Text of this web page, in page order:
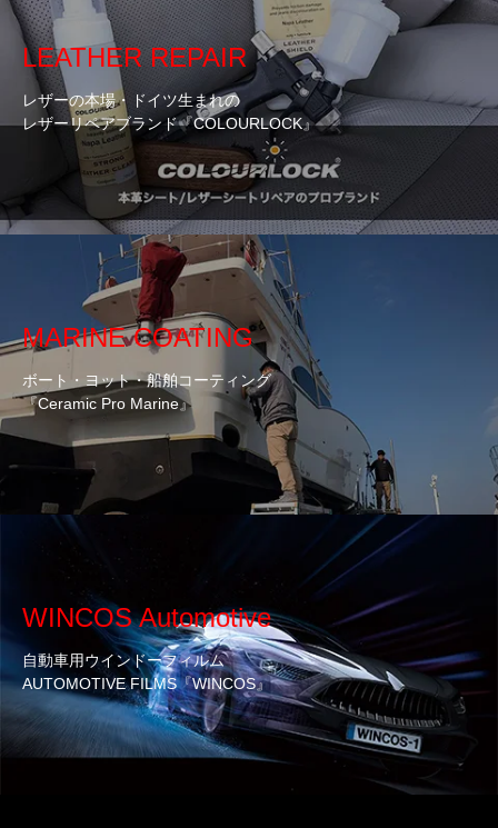
LEATHER REPAIR
レザーの本場・ドイツ生まれの
レザーリペアブランド『COLOURLOCK』
MARINE COATING
ボート・ヨット・船舶コーティング
『Ceramic Pro Marine』
WINCOS Automotive
自動車用ウインドーフィルム
AUTOMOTIVE FILMS『WINCOS』